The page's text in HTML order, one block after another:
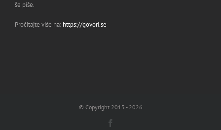
še piše.
Pročitajte više na: https://govori.se
© Copyright 2013 - 2026